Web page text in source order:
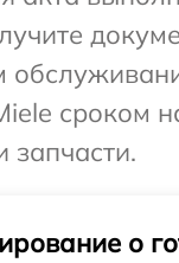
сроком
запчасти.
о